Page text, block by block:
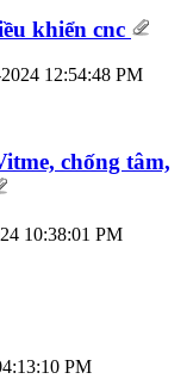
khiển cnc
12:54:48 PM
chống tâm,
10:38:01 PM
PM